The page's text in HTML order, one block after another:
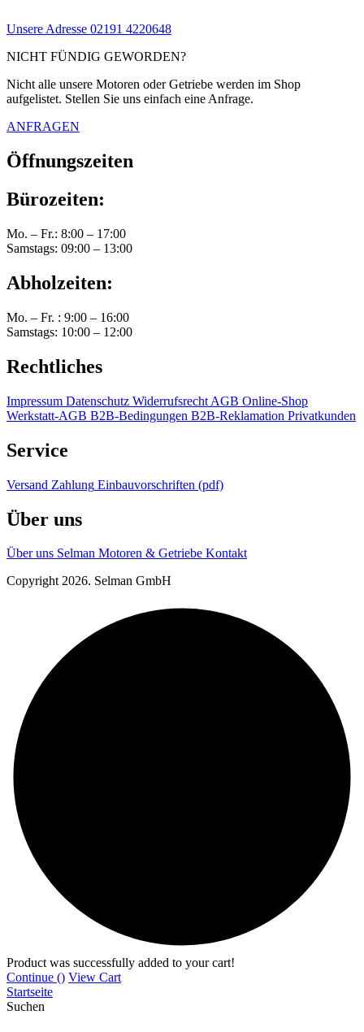
Unsere Adresse 02191 4220648
NICHT FÜNDIG GEWORDEN?
Nicht alle unsere Motoren oder Getriebe werden im Shop
aufgelistet. Stellen Sie uns einfach eine Anfrage.
ANFRAGEN
Öffnungszeiten
Bürozeiten:
Mo. – Fr.: 8:00 – 17:00
Samstags: 09:00 – 13:00
Abholzeiten:
Mo. – Fr. : 9:00 – 16:00
Samstags: 10:00 – 12:00
Rechtliches
Impressum Datenschutz Widerrufsrecht AGB Online-Shop
Werkstatt-AGB B2B-Bedingungen B2B-Reklamation Privatkunden
Service
Versand Zahlung Einbauvorschriften (pdf)
Über uns
Über uns Selman Motoren & Getriebe Kontakt
Copyright 2026. Selman GmbH
Product was successfully added to your cart!
Continue () View Cart
Startseite
Suchen